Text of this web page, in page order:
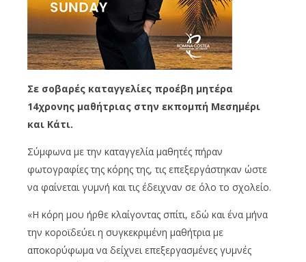
Σε σοβαρές καταγγελίες προέβη μητέρα
14χρονης μαθήτριας στην εκπομπή Μεσημέρι
και Κάτι.
Σύμφωνα με την καταγγελία μαθητές πήραν
φωτογραφίες της κόρης της, τις επεξεργάστηκαν ώστε
να φαίνεται γυμνή και τις έδειχναν σε όλο το σχολείο.
«Η κόρη μου ήρθε κλαίγοντας σπίτι, εδώ και ένα μήνα
την κοροϊδεύει η συγκεκριμένη μαθήτρια με
αποκορύφωμα να δείχνει επεξεργασμένες γυμνές